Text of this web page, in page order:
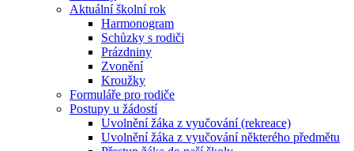
Aktuální školní rok
Harmonogram
Schůzky s rodiči
Prázdniny
Zvonění
Kroužky
Formuláře pro rodiče
Postupy u žádostí
Uvolnění žáka z vyučování (rekreace)
Uvolnění žáka z vyučování některého předmětu